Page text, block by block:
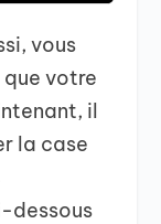
vous
votre
il
la case
dessous